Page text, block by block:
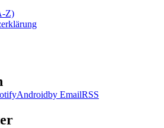
Z)
Androidby EmailRSS